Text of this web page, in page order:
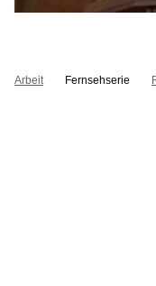
Arbeit Fernsehserie